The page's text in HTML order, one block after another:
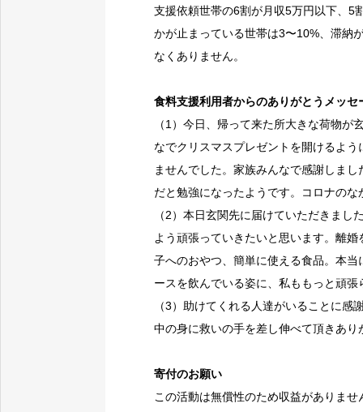
支援依頼世帯の6割が月収5万円以下、5
かが止まっている世帯は3〜10%、滞納
なくありません。
食料支援利用者からのありがとうメッセ
（1）今日、帰って来た所大きな荷物
なでクリスマスプレゼントを開けるよ
ませんでした。家族みんなで感謝しま
だと勉強になったようです。コロナの
（2）本日玄関先に届けていただきま
よう頑張っていきたいと思います。離
子へのおやつ、簡単に使える食品。本
ースを飲んでいる姿に、私ももっと頑
（3）助けてくれる人達がいることに
中の身に救いの手を差し伸べて頂きあ
寄付のお願い
この活動は無償性のため収益がありま